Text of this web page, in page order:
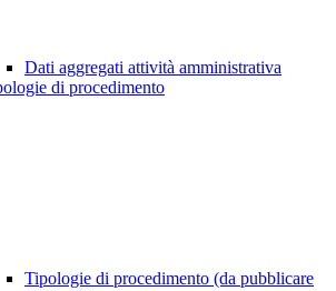
Dati aggregati attività amministrativa
di procedimento
Tipologie di procedimento (da pubblicare